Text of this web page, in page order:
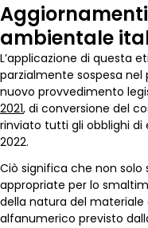
ambientale
L’applicazione di questa
parzialmente sospesa nel
nuovo provvedimento
2021, di conversione del
rinviato tutti gli obblighi di
2022.
Ciò significa che non solo
appropriate per lo
della natura del materiale
alfanumerico previsto